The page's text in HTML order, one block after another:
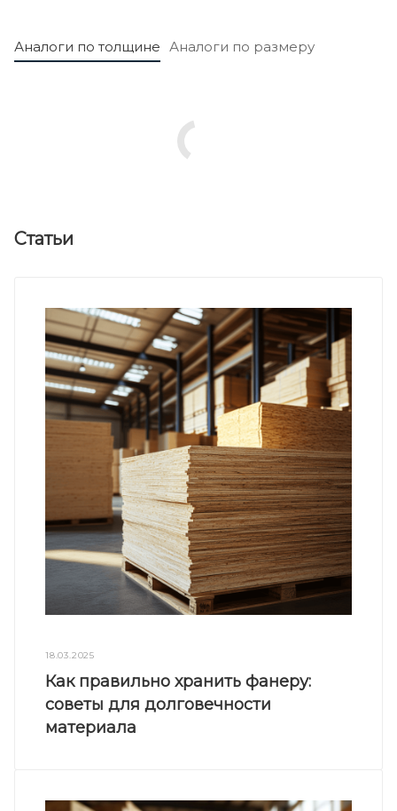
Аналоги по толщине Аналоги по размеру
Статьи
18.03.2025
Как правильно хранить фанеру:
советы для долговечности
материала